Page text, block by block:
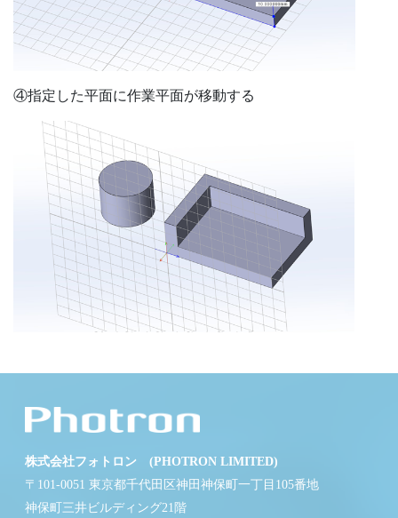
④指定した平面に作業平面が移動する
株式会社フォトロン (PHOTRON LIMITED)
〒101-0051 東京都千代田区神田神保町一丁目105番地
神保町三井ビルディング21階